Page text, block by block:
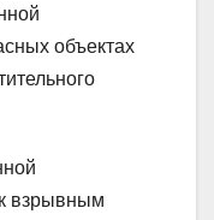
объектах
взрывным